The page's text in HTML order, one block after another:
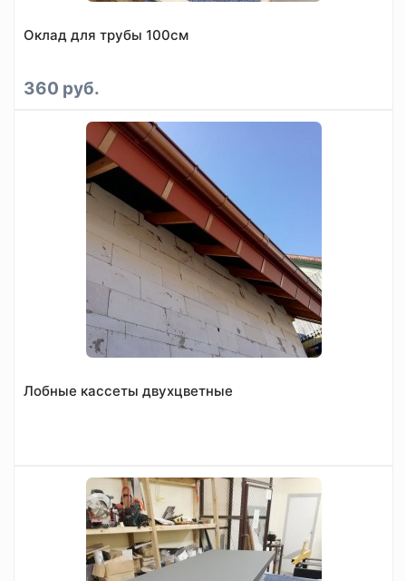
Оклад для трубы 100см
360 руб.
Лобные кассеты двухцветные